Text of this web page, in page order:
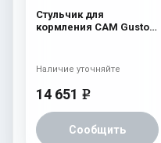
Стульчик для
кормления CAM Gusto
14 651 e
Сообщить
Наличие уточняйте